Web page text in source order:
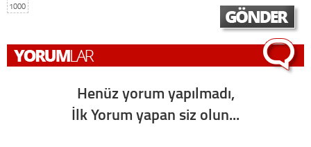
1000
Henüz yorum yapılmadı,
İlk Yorum yapan siz olun...